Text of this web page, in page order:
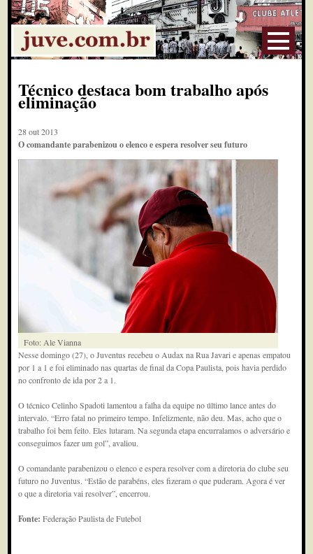
Técnico destaca bom trabalho após
eliminação
28 out 2013
O comandante parabenizou o elenco e espera resolver seu futuro
Foto: Ale Vianna
Nesse domingo (27), o Juventus recebeu o Audax na Rua Javari e apenas empatou
por 1 a 1 e foi eliminado nas quartas de final da Copa Paulista, pois havia perdido
no confronto de ida por 2 a 1.
O técnico Celinho Spadoti lamentou a falha da equipe no último lance antes do
intervalo. “Erro fatal no primeiro tempo. Infelizmente, não deu. Mas, acho que o
trabalho foi bem feito. Eles lutaram. Na segunda etapa encurralamos o adversário e
conseguimos fazer um gol”, avaliou.
O comandante parabenizou o elenco e espera resolver com a diretoria do clube seu
futuro no Juventus. “Estão de parabéns, eles fizeram o que puderam. Agora é ver
o que a diretoria vai resolver”, encerrou.
Fonte:Federação Paulista de Futebol